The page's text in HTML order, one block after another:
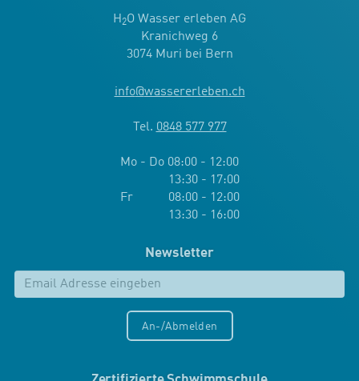
H2O Wasser erleben AG
Kranichweg 6
3074 Muri bei Bern
info@wassererleben.ch
Tel. 0848 577 977
Mo - Do 08:00 - 12:00
13:30 - 17:00
Fr 08:00 - 12:00
13:30 - 16:00
Newsletter
An-/Abmelden